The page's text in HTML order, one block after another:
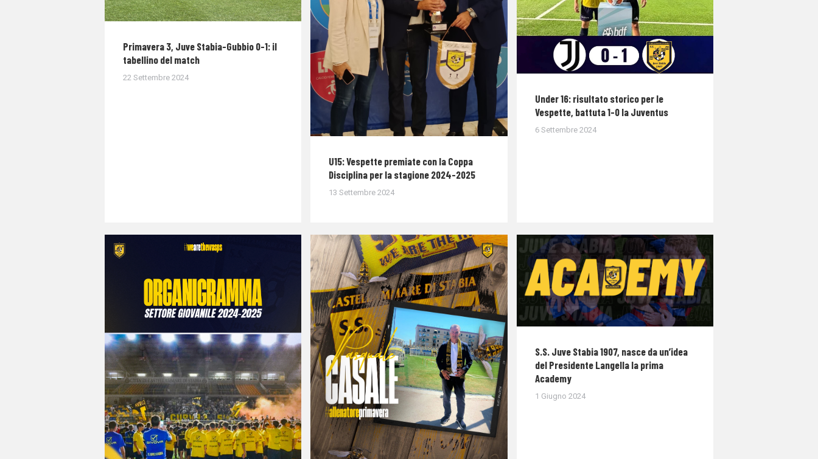
Primavera 3, Juve Stabia-Gubbio 0-1: il
tabellino del match
22 Settembre 2024
U15: Vespette premiate con la Coppa
Disciplina per la stagione 2024-2025
13 Settembre 2024
Under 16: risultato storico per le
Vespette, battuta 1-0 la Juventus
6 Settembre 2024
S.S. Juve Stabia 1907, nasce da un’idea
del Presidente Langella la prima
Academy
1 Giugno 2024